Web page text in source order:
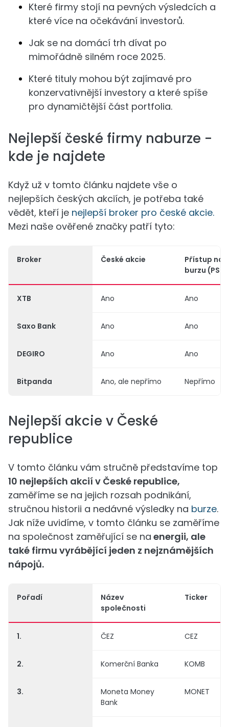
Které firmy stojí na pevných výsledcích a
které více na očekávání investorů.
Jak se na domácí trh dívat po
mimořádně silném roce 2025.
Které tituly mohou být zajímavé pro
konzervativnější investory a které spíše
pro dynamičtější část portfolia.
Nejlepší české firmy naburze -
kde je najdete
Když už v tomto článku najdete vše o
nejlepších českých akciích, je potřeba také
vědět, kteří je nejlepší broker pro české akcie.
Mezi naše ověřené značky patří tyto:
Broker České akcie
Přístup na
burzu (PSE/
XTB Ano Ano
Saxo Bank Ano Ano
DEGIRO Ano Ano
Bitpanda Ano, ale nepřímo Nepřímo
Nejlepší akcie v České
republice
V tomto článku vám stručně představíme top
10 nejlepších akcií v České republice,
zaměříme se na jejich rozsah podnikání,
stručnou historii a nedávné výsledky na burze.
Jak níže uvidíme, v tomto článku se zaměříme
na společnost zaměřující se na energii, ale
také firmu vyrábějící jeden z nejznámějších
nápojů.
Pořadí
Název
společnosti
Ticker
1. ČEZ CEZ
2. Komerční Banka KOMB
3.
Moneta Money
Bank
MONET